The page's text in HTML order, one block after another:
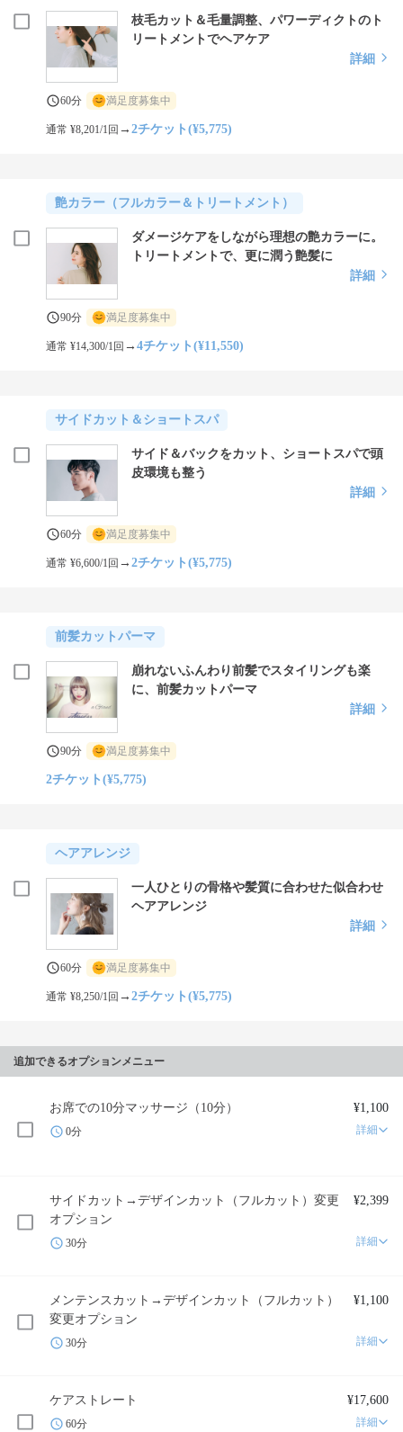
枝毛カット＆毛量調整、パワーディクトのト
リートメントでヘアケア
詳細
60分 満足度募集中
通常 ¥8,201/1回 →2チケット(¥5,775)
艶カラー（フルカラー＆トリートメント）
ダメージケアをしながら理想の艶カラーに。
トリートメントで、更に潤う艶髪に
詳細
90分 満足度募集中
通常 ¥14,300/1回 →4チケット(¥11,550)
サイドカット＆ショートスパ
サイド＆バックをカット、ショートスパで頭
皮環境も整う
詳細
60分 満足度募集中
通常 ¥6,600/1回 →2チケット(¥5,775)
前髪カットパーマ
崩れないふんわり前髪でスタイリングも楽
に、前髪カットパーマ
詳細
90分 満足度募集中
2チケット(¥5,775)
ヘアアレンジ
一人ひとりの骨格や髪質に合わせた似合わせ
ヘアアレンジ
詳細
60分 満足度募集中
通常 ¥8,250/1回 →2チケット(¥5,775)
追加できるオプションメニュー
お席での10分マッサージ（10分） ¥1,100
0分 詳細
サイドカット→デザインカット（フルカット）変更
オプション
¥2,399
30分 詳細
メンテンスカット→デザインカット（フルカット）
変更オプション
¥1,100
30分 詳細
ケアストレート ¥17,600
60分 詳細